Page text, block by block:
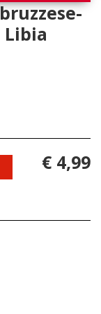
Libia
€ 4,99